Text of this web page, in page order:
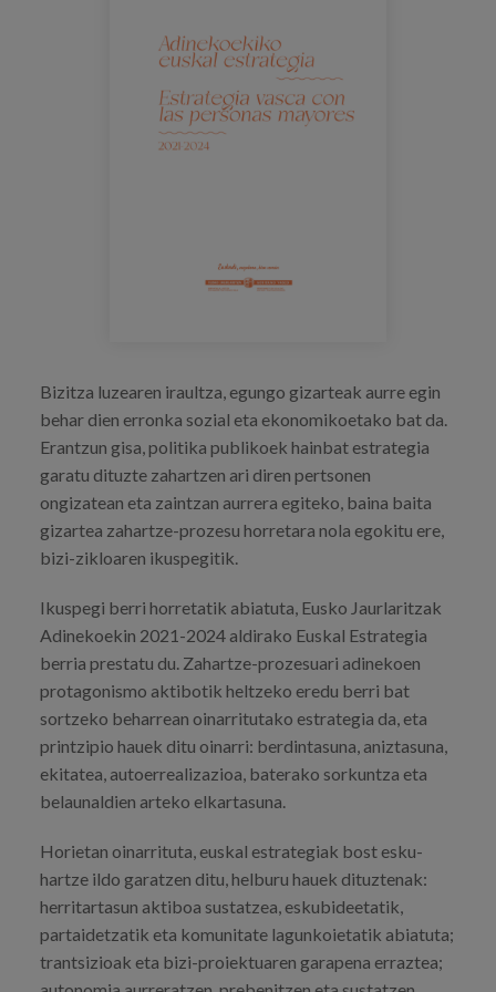
Bizitza luzearen iraultza, egungo gizarteak aurre egin
behar dien erronka sozial eta ekonomikoetako bat da.
Erantzun gisa, politika publikoek hainbat estrategia
garatu dituzte zahartzen ari diren pertsonen
ongizatean eta zaintzan aurrera egiteko, baina baita
gizartea zahartze-prozesu horretara nola egokitu ere,
bizi-zikloaren ikuspegitik.
Ikuspegi berri horretatik abiatuta, Eusko Jaurlaritzak
Adinekoekin 2021-2024 aldirako Euskal Estrategia
berria prestatu du. Zahartze-prozesuari adinekoen
protagonismo aktibotik heltzeko eredu berri bat
sortzeko beharrean oinarritutako estrategia da, eta
printzipio hauek ditu oinarri: berdintasuna, aniztasuna,
ekitatea, autoerrealizazioa, baterako sorkuntza eta
belaunaldien arteko elkartasuna.
Horietan oinarrituta, euskal estrategiak bost esku-
hartze ildo garatzen ditu, helburu hauek dituztenak:
herritartasun aktiboa sustatzea, eskubideetatik,
partaidetzatik eta komunitate lagunkoietatik abiatuta;
trantsizioak eta bizi-proiektuaren garapena erraztea;